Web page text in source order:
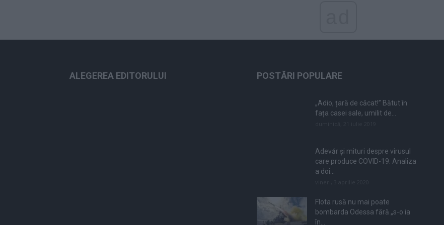
ALEGEREA EDITORULUI POSTĂRI POPULARE
„Adio, țară de căcat!” Bătut în
fața casei sale, umilit de...
Adevăr și mituri despre virusul
care produce COVID-19. Analiza
a doi...
Flota rusă nu mai poate
bombarda Odessa fără „s-o ia
în...